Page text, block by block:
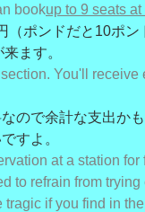
bookup to 9 seats
ポンドだと10ポン
ます。
You'll receive
ので余計な支出か
すよ。
at a station for
to refrain from trying
tragic if you find in